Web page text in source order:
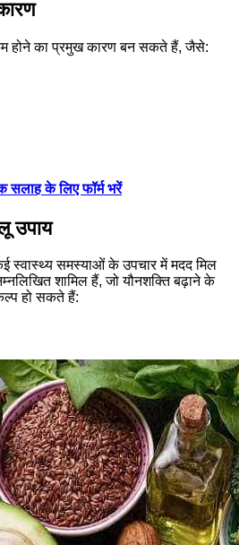
होने का प्रमुख कारण बन सकते हैं, जैसे:
सलाह के लिए फॉर्म भरें
उपाय
स्वास्थ्य समस्याओं के उपचार में मदद मिल
शामिल हैं, जो यौनशक्ति बढ़ाने के
हो सकते हैं: